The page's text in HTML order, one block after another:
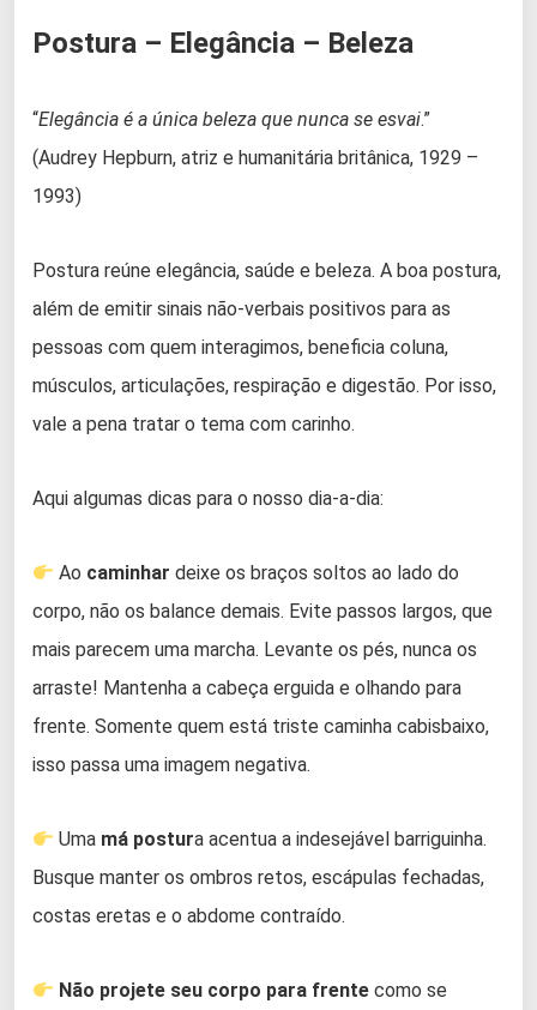
Postura – Elegância – Beleza
“Elegância é a única beleza que nunca se esvai.”
(Audrey Hepburn, atriz e humanitária britânica, 1929 –
1993)
Postura reúne elegância, saúde e beleza. A boa postura,
além de emitir sinais não-verbais positivos para as
pessoas com quem interagimos, beneficia coluna,
músculos, articulações, respiração e digestão. Por isso,
vale a pena tratar o tema com carinho.
Aqui algumas dicas para o nosso dia-a-dia:
Ao caminhar deixe os braços soltos ao lado do
corpo, não os balance demais. Evite passos largos, que
mais parecem uma marcha. Levante os pés, nunca os
arraste! Mantenha a cabeça erguida e olhando para
frente. Somente quem está triste caminha cabisbaixo,
isso passa uma imagem negativa.
Uma má postura acentua a indesejável barriguinha.
Busque manter os ombros retos, escápulas fechadas,
costas eretas e o abdome contraído.
Não projete seu corpo para frente como se